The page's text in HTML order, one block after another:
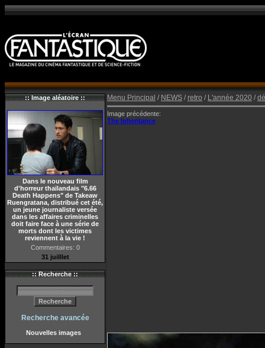
:: Image aléatoire ::
Dans le nouveau film
d'horreur thaïlandais "6.66
Death Happens" de Takeaw
Ruengratana, distribué cet été,
un jeune journaliste versée
dans les affaires criminelles
doit faire face à une série de
morts dont les victimes
reviennent à la vie !
Commentaires: 0
31 juilllet
:: Recherche ::
Recherche avancée
Nouvelles images
Menu Principal / NEWS / retro / L'année 2020 /
Image précédente:
The Inheritance